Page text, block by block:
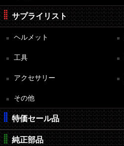
サプライリスト
ヘルメット
工具
アクセサリー
その他
特価セール品
純正部品